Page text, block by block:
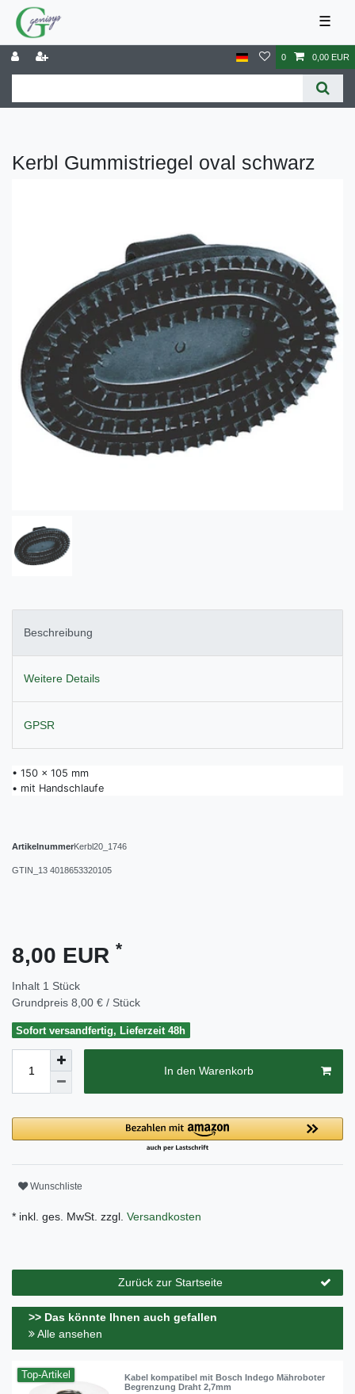
☰
0 0,00 EUR
Kerbl Gummistriegel oval schwarz
Beschreibung
Weitere Details
GPSR
• 150 x 105 mm
• mit Handschlaufe
ArtikelnummerKerbl20_1746
GTIN_13 4018653320105
8,00 EUR *
Inhalt 1 Stück
Grundpreis 8,00 € / Stück
Sofort versandfertig, Lieferzeit 48h
In den Warenkorb
Wunschliste
* inkl. ges. MwSt. zzgl. Versandkosten
Zurück zur Startseite
>> Das könnte Ihnen auch gefallen
Alle ansehen
Top-Artikel
Kabel kompatibel mit Bosch Indego Mähroboter
Begrenzung Draht 2,7mm